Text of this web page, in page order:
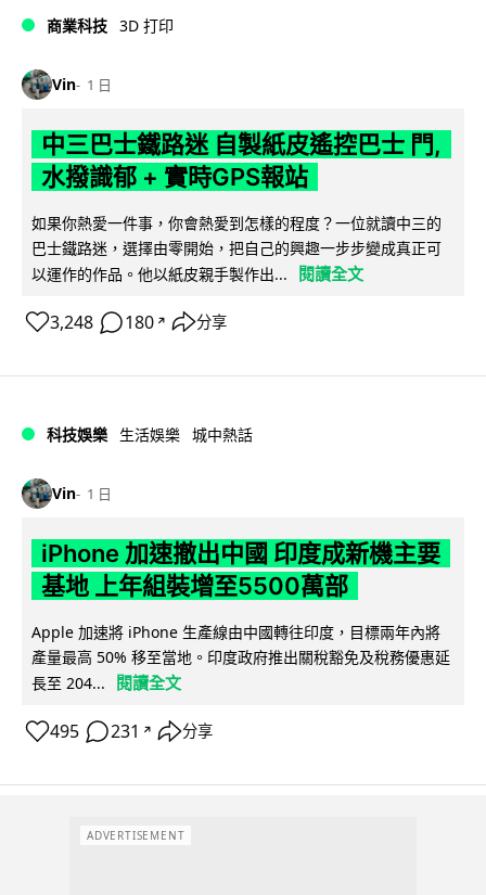
商業科技 3D 打印
Vin 1 日
中三巴士鐵路迷 自製紙皮遙控巴士 門,
水撥識郁 + 實時GPS報站
如果你熱愛一件事，你會熱愛到怎樣的程度？一位就讀中三的
巴士鐵路迷，選擇由零開始，把自己的興趣一步步變成真正可
以運作的作品。他以紙皮親手製作出...
閱讀全文
3,248 180 ↗ 分享
科技娛樂 生活娛樂 城中熱話
Vin 1 日
iPhone 加速撤出中國 印度成新機主要
基地 上年組裝增至5500萬部
Apple 加速將 iPhone 生產線由中國轉往印度，目標兩年內將
產量最高 50% 移至當地。印度政府推出關稅豁免及稅務優惠延
長至 204...
閱讀全文
495 231 ↗ 分享
ADVERTISEMENT